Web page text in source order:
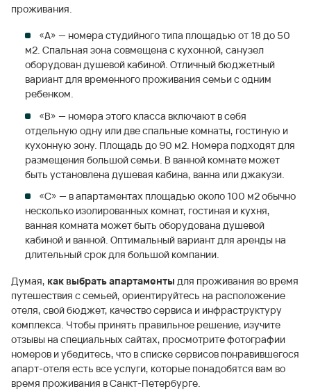
проживания.
«А» — номера студийного типа площадью от 18 до 50
м2. Спальная зона совмещена с кухонной, санузел
оборудован душевой кабиной. Отличный бюджетный
вариант для временного проживания семьи с одним
ребенком.
«В» — номера этого класса включают в себя
отдельную одну или две спальные комнаты, гостиную и
кухонную зону. Площадь до 90 м2. Номера подходят для
размещения большой семьи. В ванной комнате может
быть установлена душевая кабина, ванна или джакузи.
«С» — в апартаментах площадью около 100 м2 обычно
несколько изолированных комнат, гостиная и кухня,
ванная комната может быть оборудована душевой
кабиной и ванной. Оптимальный вариант для аренды на
длительный срок для большой компании.
Думая, как выбрать апартаменты для проживания во время
путешествия с семьей, ориентируйтесь на расположение
отеля, свой бюджет, качество сервиса и инфраструктуру
комплекса. Чтобы принять правильное решение, изучите
отзывы на специальных сайтах, просмотрите фотографии
номеров и убедитесь, что в списке сервисов понравившегося
апарт-отеля есть все услуги, которые понадобятся вам во
время проживания в Санкт-Петербурге.